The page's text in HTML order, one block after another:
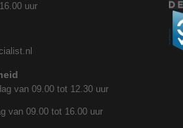
uur
van 09.00 tot 12.30 uur
van 09.00 tot 16.00 uur